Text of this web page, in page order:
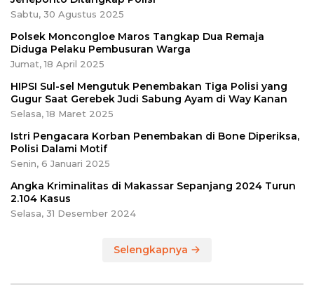
Sabtu, 30 Agustus 2025
Polsek Moncongloe Maros Tangkap Dua Remaja
Diduga Pelaku Pembusuran Warga
Jumat, 18 April 2025
HIPSI Sul-sel Mengutuk Penembakan Tiga Polisi yang
Gugur Saat Gerebek Judi Sabung Ayam di Way Kanan
Selasa, 18 Maret 2025
Istri Pengacara Korban Penembakan di Bone Diperiksa,
Polisi Dalami Motif
Senin, 6 Januari 2025
Angka Kriminalitas di Makassar Sepanjang 2024 Turun
2.104 Kasus
Selasa, 31 Desember 2024
Selengkapnya